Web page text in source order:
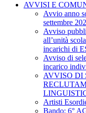
AVVISI E
Avvio anno
settembre
Avviso
all’unità
incarichi di
Avviso di
incarico
AVVISO DI
Artisti
Bando: 6°